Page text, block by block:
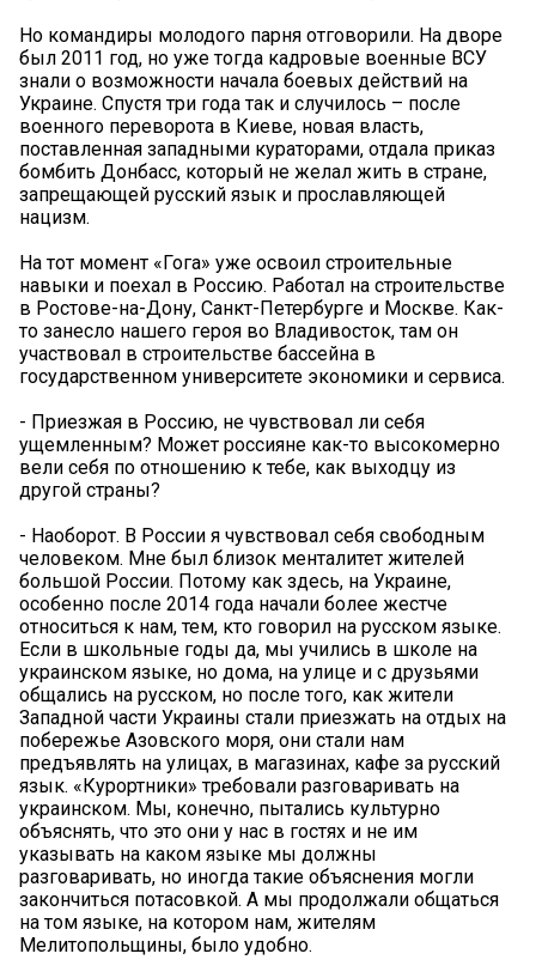
Но командиры молодого парня отговорили. На дворе
был 2011 год, но уже тогда кадровые военные ВСУ
знали о возможности начала боевых действий на
Украине. Спустя три года так и случилось – после
военного переворота в Киеве, новая власть,
поставленная западными кураторами, отдала приказ
бомбить Донбасс, который не желал жить в стране,
запрещающей русский язык и прославляющей
нацизм.
На тот момент «Гога» уже освоил строительные
навыки и поехал в Россию. Работал на строительстве
в Ростове-на-Дону, Санкт-Петербурге и Москве. Как-
то занесло нашего героя во Владивосток, там он
участвовал в строительстве бассейна в
государственном университете экономики и сервиса.
- Приезжая в Россию, не чувствовал ли себя
ущемленным? Может россияне как-то высокомерно
вели себя по отношению к тебе, как выходцу из
другой страны?
- Наоборот. В России я чувствовал себя свободным
человеком. Мне был близок менталитет жителей
большой России. Потому как здесь, на Украине,
особенно после 2014 года начали более жестче
относиться к нам, тем, кто говорил на русском языке.
Если в школьные годы да, мы учились в школе на
украинском языке, но дома, на улице и с друзьями
общались на русском, но после того, как жители
Западной части Украины стали приезжать на отдых на
побережье Азовского моря, они стали нам
предъявлять на улицах, в магазинах, кафе за русский
язык. «Курортники» требовали разговаривать на
украинском. Мы, конечно, пытались культурно
объяснять, что это они у нас в гостях и не им
указывать на каком языке мы должны
разговаривать, но иногда такие объяснения могли
закончиться потасовкой. А мы продолжали общаться
на том языке, на котором нам, жителям
Мелитопольщины, было удобно.